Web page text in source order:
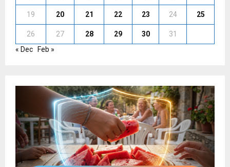
19 20 21 22 23 24 25
26 27 28 29 30
31
« Dec
Feb »